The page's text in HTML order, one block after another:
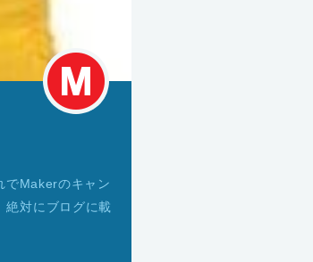
でMakerのキャン
絶対にブログに載